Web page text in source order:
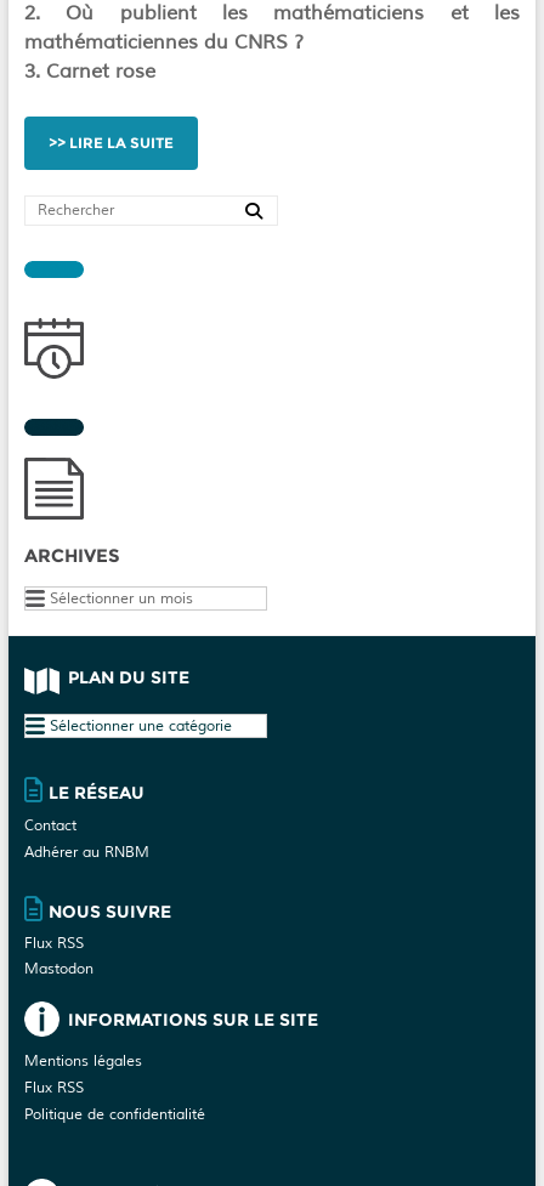
2. Où publient les mathématiciens et les
mathématiciennes du CNRS ?
3. Carnet rose
LIRE LA SUITE
ARCHIVES
Archives
PLAN DU SITE
Plan
site
LE RÉSEAU
Contact
Adhérer au RNBM
NOUS SUIVRE
Flux RSS
Mastodon
INFORMATIONS SUR LE SITE
Mentions légales
Flux RSS
Politique de confidentialité